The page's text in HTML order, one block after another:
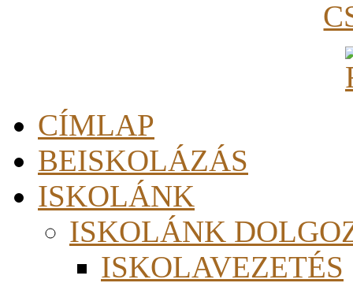
CÍMLAP
BEISKOLÁZÁS
ISKOLÁNK
ISKOLÁNK
ISKOLAVEZETÉS